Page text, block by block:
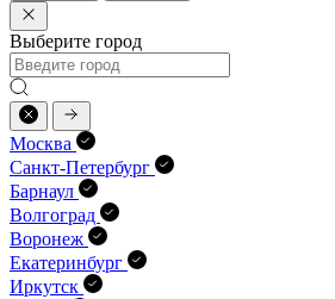
Выберите город
Москва
Санкт-Петербург
Барнаул
Волгоград
Воронеж
Екатеринбург
Иркутск